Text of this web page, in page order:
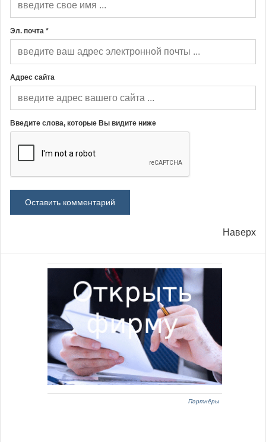
Эл. почта *
Адрес сайта
Введите слова, которые Вы видите ниже
Наверх
Партнёры